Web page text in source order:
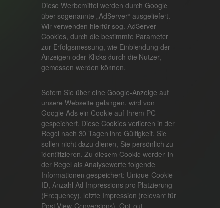
Diese Werbemittel werden durch Google
über sogenannte „AdServer“ ausgeliefert.
Wir verwenden hierfür sog. AdServer-
Cookies, durch die bestimmte Parameter
zur Erfolgsmessung, wie Einblendung der
Anzeigen oder Klicks durch die Nutzer,
gemessen werden können.
Sofern Sie über eine Google-Anzeige auf
unsere Webseite gelangen, wird von
Google Ads ein Cookie auf Ihrem PC
gespeichert. Diese Cookies verlieren in der
Regel nach 30 Tagen ihre Gültigkeit. Sie
sollen nicht dazu dienen, Sie persönlich zu
identifizieren. Zu diesem Cookie werden in
der Regel als Analysewerte folgende
Informationen gespeichert: Unique-Cookie-
ID, Anzahl Ad Impressions pro Platzierung
(Frequency), letzte Impression (relevant für
Post-View-Conversions), Opt-out-